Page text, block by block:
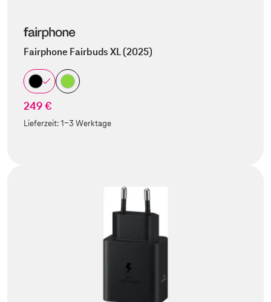
Fairphone Fairbuds XL (2025)
249 €
Lieferzeit:1-3 Werktage